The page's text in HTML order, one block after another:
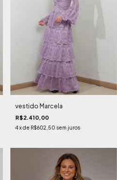
vestido Marcela
R$2.410,00
4 x de R$602,50 sem juros